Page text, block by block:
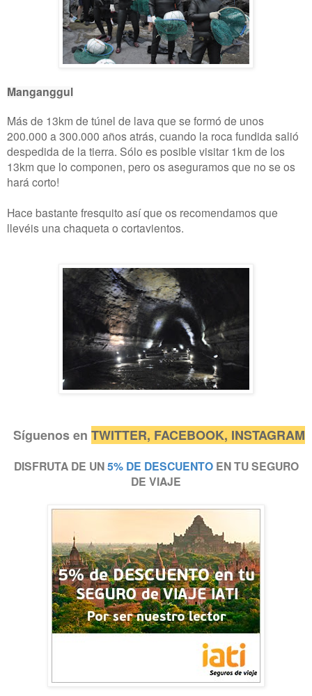
Manganggul
Más de 13km de túnel de lava que se formó de unos
200.000 a 300.000 años atrás, cuando la roca fundida salió
despedida de la tierra. Sólo es posible visitar 1km de los
13km que lo componen, pero os aseguramos que no se os
hará corto!
Hace bastante fresquito así que os recomendamos que
llevéis una chaqueta o cortavientos.
Síguenos en TWITTER, FACEBOOK, INSTAGRAM
DISFRUTA DE UN5% DE DESCUENTOEN TU SEGURO
DE VIAJE